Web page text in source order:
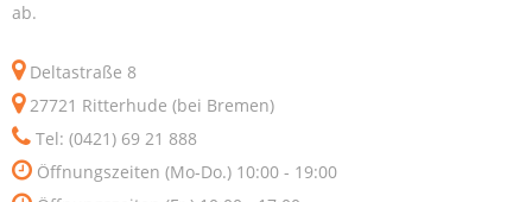
ab.
Deltastraße 8
27721 Ritterhude (bei Bremen)
Tel: (0421) 69 21 888
Öffnungszeiten (Mo-Do.) 10:00 - 19:00